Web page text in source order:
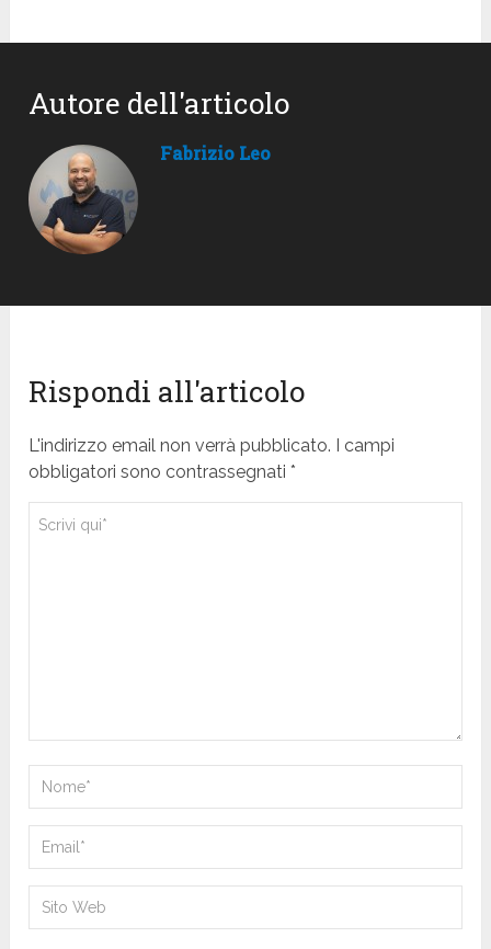
Autore dell'articolo
Fabrizio Leo
Rispondi all'articolo
L'indirizzo email non verrà pubblicato. I campi
obbligatori sono contrassegnati *